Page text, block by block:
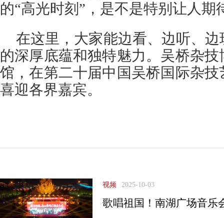
的“高光时刻”，是不是特别让人期
在这里，大家能边看、边听、
的深厚底蕴和独特魅力。吴桥杂
馆，在第二十届中国吴桥国际杂
喜迎各界嘉宾。
视频 2025-10-03
歌唱祖国！南湖广场音乐